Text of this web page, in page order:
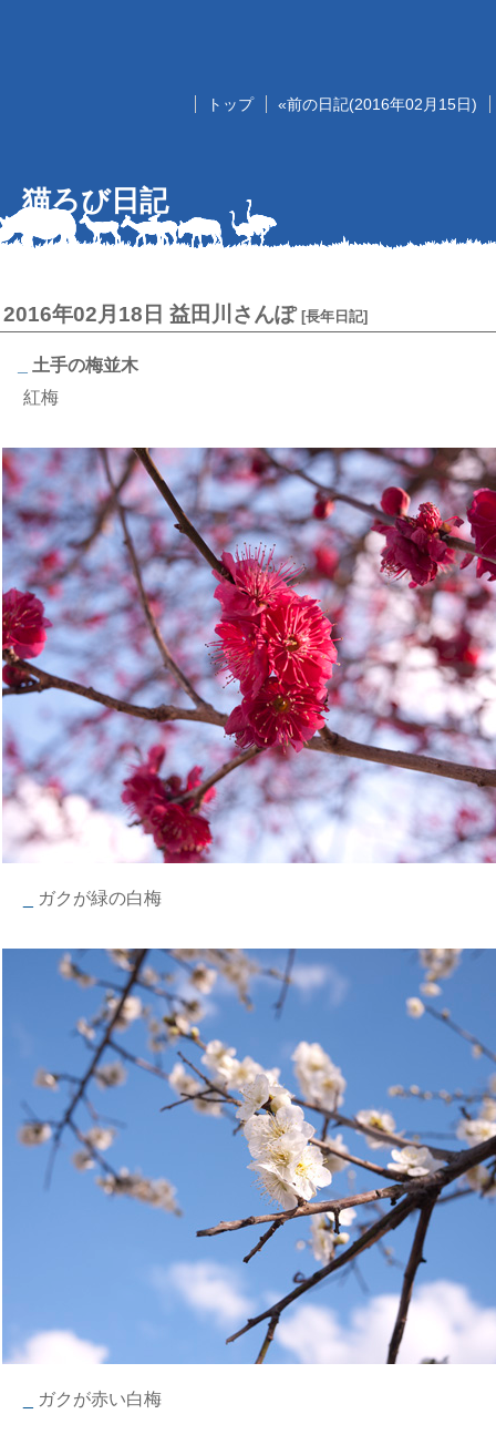
トップ «前の日記(2016年02月15日)
猫ろび日記
2016年02月18日 益田川さんぽ [長年日記]
土手の梅並木
紅梅
ガクが緑の白梅
ガクが赤い白梅